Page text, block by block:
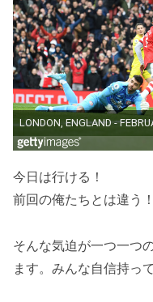
今日は行ける！
前回の俺たちとは違う！
そんな気迫が一つ一つ
ます。みんな自信持っ